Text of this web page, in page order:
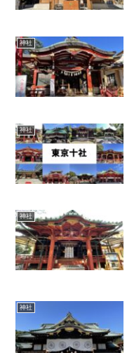
神社
神社
神社
神社